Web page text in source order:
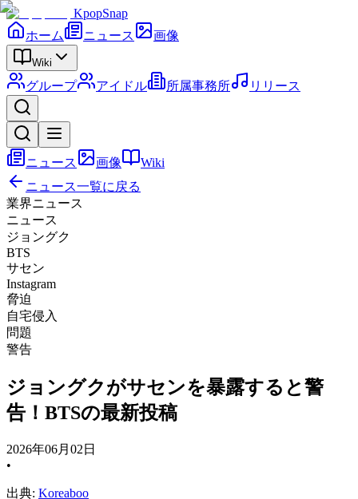
KpopSnap
ホーム
ニュース 画像
Wiki
グループ アイドル 所属事務所 リリース
ニュース 画像
Wiki
ニュース一覧に戻る
業界ニュース
ニュース
ジョングク
BTS
サセン
Instagram
脅迫
自宅侵入
問題
警告
ジョングクがサセンを暴露すると警
告！BTSの最新投稿
2026年06月02日
•
出典: Koreaboo